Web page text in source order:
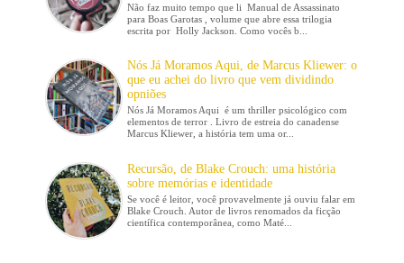
Não faz muito tempo que li Manual de Assassinato
para Boas Garotas , volume que abre essa trilogia
escrita por Holly Jackson. Como vocês b...
Nós Já Moramos Aqui, de Marcus Kliewer: o
que eu achei do livro que vem dividindo
opniões
Nós Já Moramos Aqui é um thriller psicológico com
elementos de terror . Livro de estreia do canadense
Marcus Kliewer, a história tem uma or...
Recursão, de Blake Crouch: uma história
sobre memórias e identidade
Se você é leitor, você provavelmente já ouviu falar em
Blake Crouch. Autor de livros renomados da ficção
científica contemporânea, como Maté...